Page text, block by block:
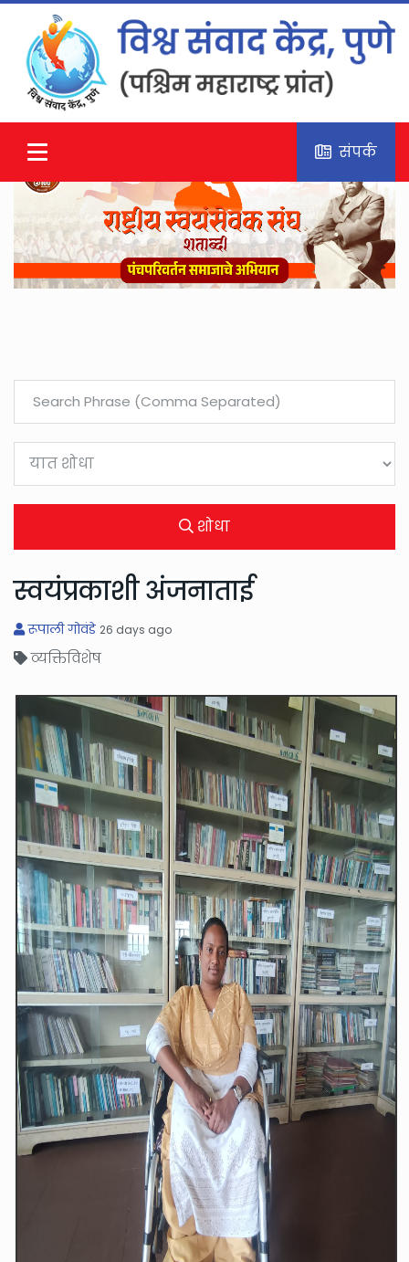
संपर्क
शोधा
स्वयंप्रकाशी अंजनाताई
रूपाली गोवंडे 26 days ago
व्यक्तिविशेष